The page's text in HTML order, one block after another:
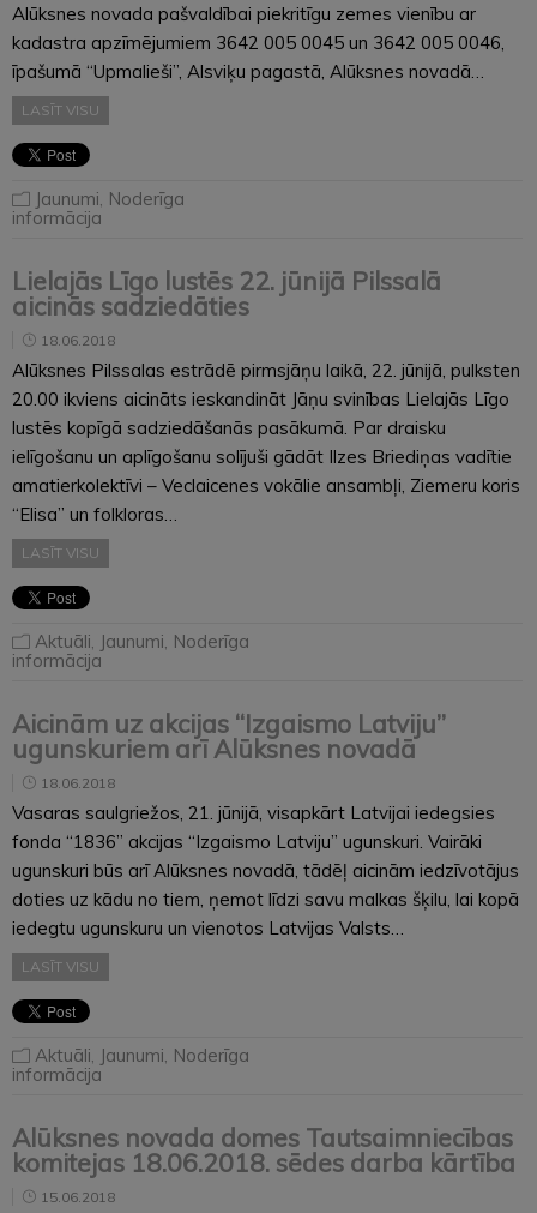
Alūksnes novada pašvaldībai piekritīgu zemes vienību ar
kadastra apzīmējumiem 3642 005 0045 un 3642 005 0046,
īpašumā “Upmalieši”, Alsviķu pagastā, Alūksnes novadā…
LASĪT VISU
Jaunumi Noderīga
informācija
Lielajās Līgo lustēs 22. jūnijā Pilssalā
aicinās sadziedāties
18.06.2018
Alūksnes Pilssalas estrādē pirmsjāņu laikā, 22. jūnijā, pulksten
20.00 ikviens aicināts ieskandināt Jāņu svinības Lielajās Līgo
lustēs kopīgā sadziedāšanās pasākumā. Par draisku
ielīgošanu un aplīgošanu solījuši gādāt Ilzes Briediņas vadītie
amatierkolektīvi – Veclaicenes vokālie ansambļi, Ziemeru koris
“Elisa” un folkloras…
LASĪT VISU
Aktuāli Jaunumi Noderīga
informācija
Aicinām uz akcijas “Izgaismo Latviju”
ugunskuriem arī Alūksnes novadā
18.06.2018
Vasaras saulgriežos, 21. jūnijā, visapkārt Latvijai iedegsies
fonda “1836” akcijas “Izgaismo Latviju” ugunskuri. Vairāki
ugunskuri būs arī Alūksnes novadā, tādēļ aicinām iedzīvotājus
doties uz kādu no tiem, ņemot līdzi savu malkas šķilu, lai kopā
iedegtu ugunskuru un vienotos Latvijas Valsts…
LASĪT VISU
Aktuāli Jaunumi Noderīga
informācija
Alūksnes novada domes Tautsaimniecības
komitejas 18.06.2018. sēdes darba kārtība
15.06.2018